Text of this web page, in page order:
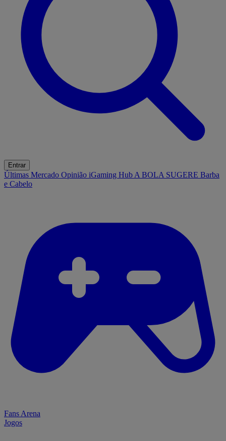
Entrar
Últimas Mercado Opinião iGaming Hub A BOLA SUGERE Barba
e Cabelo
Fans Arena
Jogos